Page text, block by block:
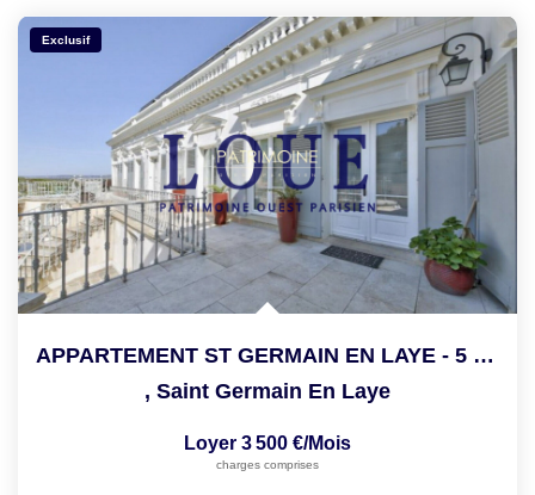
Exclusif
APPARTEMENT ST GERMAIN EN LAYE - 5 Pièce(s) - 128.75 M2
, Saint Germain En Laye
Loyer 3 500 €/mois
charges comprises